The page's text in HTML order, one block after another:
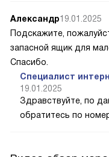
Александр19.01.2025
Подскажите,
запасной ящик для
Спасибо.
Специалист
19.01.2025
Здравствуйте, по
обратитесь по